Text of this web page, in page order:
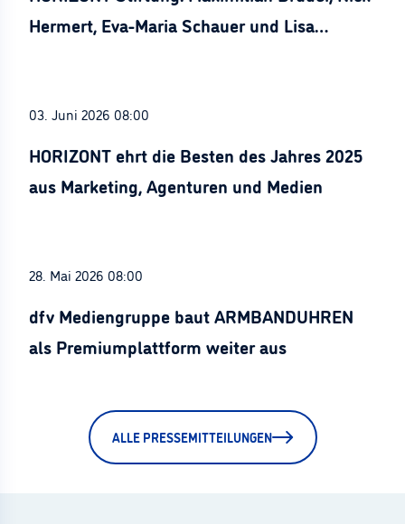
Hermert, Eva-Maria Schauer und Lisa
03. Juni 2026 08:00
HORIZONT ehrt die Besten des Jahres 2025
aus Marketing, Agenturen und Medien
28. Mai 2026 08:00
dfv Mediengruppe baut ARMBANDUHREN
als Premiumplattform weiter aus
ALLE PRESSEMITTEILUNGEN